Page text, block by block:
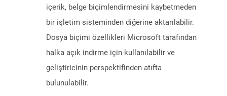
içerik, belge biçimlendirmesini kaybetmeden
bir işletim sisteminden diğerine aktarılabilir.
Dosya biçimi özellikleri Microsoft tarafından
halka açık indirme için kullanılabilir ve
geliştiricinin perspektifinden atıfta
bulunulabilir.